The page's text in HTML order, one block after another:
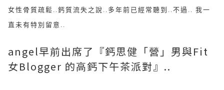
女性骨質疏鬆..鈣質流失之說..多年前已經常聽到..不過.. 我一
直未有特別留意..
angel早前出席了 『鈣思健「營」男與Fit
女Blogger 的高鈣下午茶派對』..